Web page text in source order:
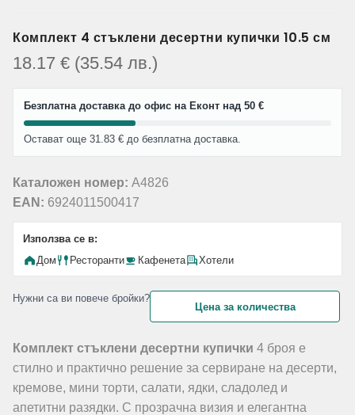
Комплект 4 стъклени десертни купички 10.5 см
18.17 € (35.54 лв.)
Безплатна доставка до офис на Еконт над 50 €
Остават още 31.83 € до безплатна доставка.
Каталожен номер: A4826
EAN: 6924011500417
Използва се в:
Дом
Ресторанти Кафенета Хотели
Нужни са ви повече бройки?
Цена за количества
Комплект стъклени десертни купички 4 броя е
стилно и практично решение за сервиране на десерти,
кремове, мини торти, салати, ядки, сладолед и
апетитни разядки. С прозрачна визия и елегантна